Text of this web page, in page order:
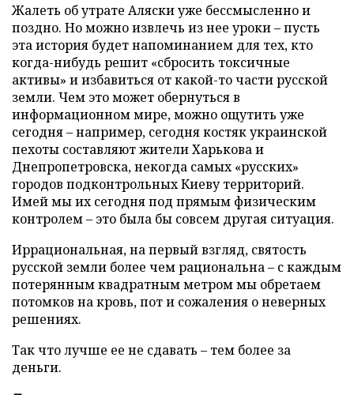
Жалеть об утрате Аляски уже бессмысленно и
поздно. Но можно извлечь из нее уроки – пусть
эта история будет напоминанием для тех, кто
когда-нибудь решит «сбросить токсичные
активы» и избавиться от какой-то части русской
земли. Чем это может обернуться в
информационном мире, можно ощутить уже
сегодня – например, сегодня костяк украинской
пехоты составляют жители Харькова и
Днепропетровска, некогда самых «русских»
городов подконтрольных Киеву территорий.
Имей мы их сегодня под прямым физическим
контролем – это была бы совсем другая ситуация.
Иррациональная, на первый взгляд, святость
русской земли более чем рациональна – с каждым
потерянным квадратным метром мы обретаем
потомков на кровь, пот и сожаления о неверных
решениях.
Так что лучше ее не сдавать – тем более за
деньги.